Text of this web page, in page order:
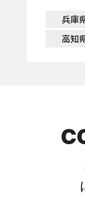
兵庫
高知